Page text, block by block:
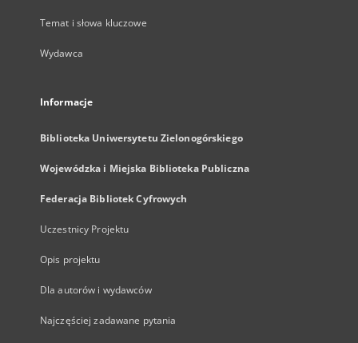
Temat i słowa kluczowe
Wydawca
Informacje
Biblioteka Uniwersytetu Zielonogórskiego
Wojewódzka i Miejska Biblioteka Publiczna
Federacja Bibliotek Cyfrowych
Uczestnicy Projektu
Opis projektu
Dla autorów i wydawców
Najczęściej zadawane pytania